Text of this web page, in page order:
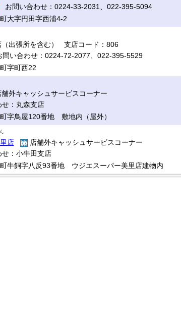
お問い合わせ：0224-33-2031、022-395-5094
大字円田字西浦4-2
出張所を含む） 支店コード：806
い合わせ：0224-72-2077、022-395-5529
字町西22
舗外キャッシュサービスコーナー
：丸森支店
字鳥屋120番地 敷地内（屋外）
店
店舗外キャッシュサービスコーナー
：小牛田支店
牛飼字八反93番地 ウジエスーパー美里店建物内